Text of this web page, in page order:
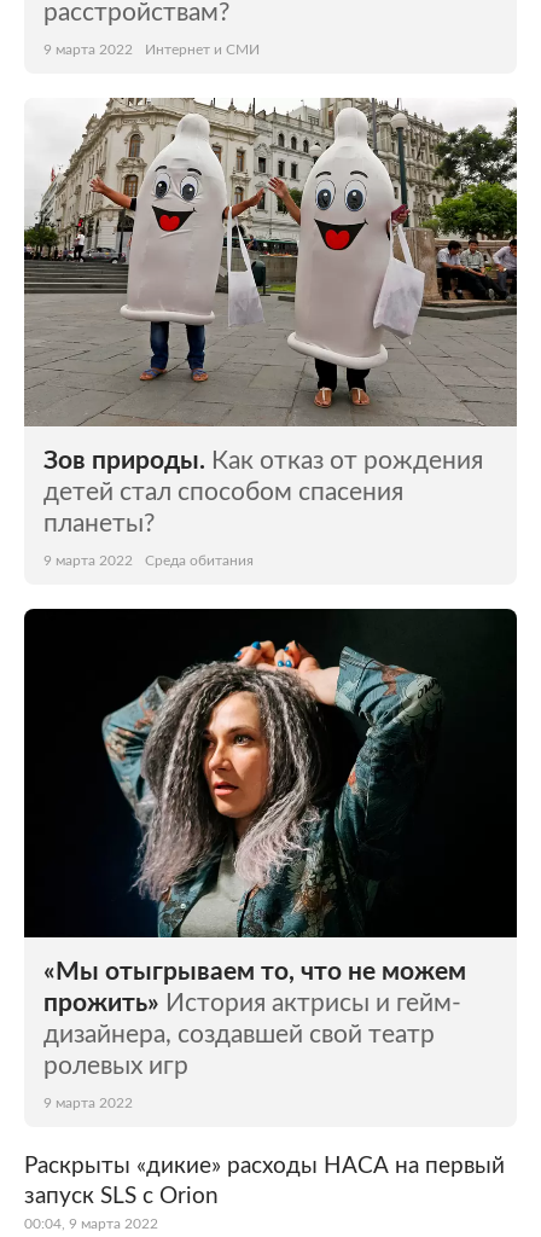
расстройствам?
9 марта 2022 Интернет и СМИ
Зов природы. Как отказ от рождения
детей стал способом спасения
планеты?
9 марта 2022 Среда обитания
«Мы отыгрываем то, что не можем
прожить» История актрисы и гейм-
дизайнера, создавшей свой театр
ролевых игр
9 марта 2022
Раскрыты «дикие» расходы НАСА на первый
запуск SLS с Orion
00:04, 9 марта 2022